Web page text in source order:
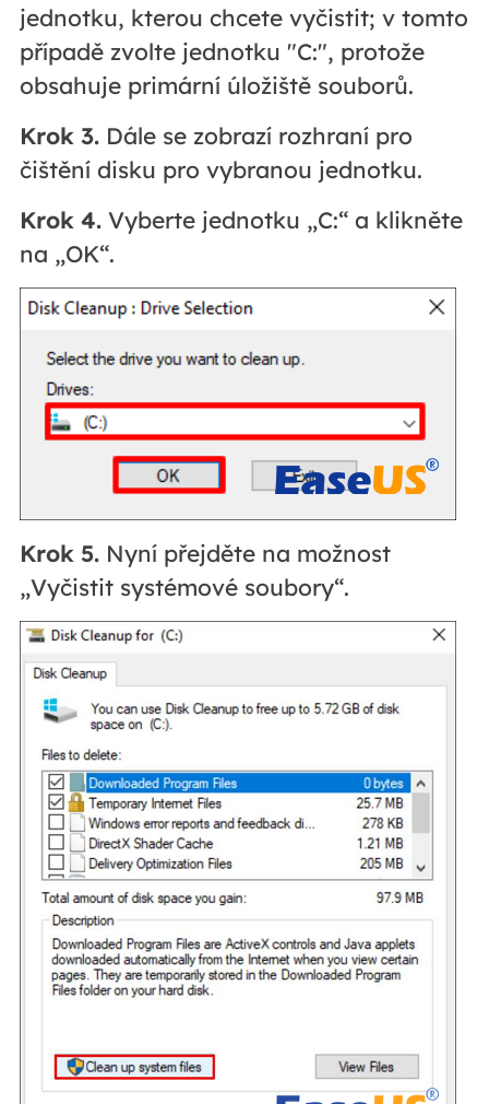
jednotku, kterou chcete vyčistit; v tomto
případě zvolte jednotku "C:", protože
obsahuje primární úložiště souborů.
Krok 3.Dále se zobrazí rozhraní pro
čištění disku pro vybranou jednotku.
Krok 4.Vyberte jednotku „C:“ a klikněte
na „OK“.
Krok 5.Nyní přejděte na možnost
„Vyčistit systémové soubory“.